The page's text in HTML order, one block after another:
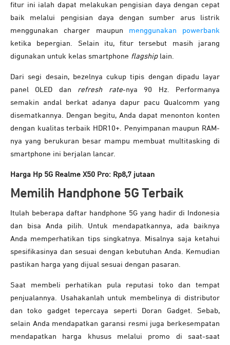
fitur ini ialah dapat melakukan pengisian daya dengan cepat
baik melalui pengisian daya dengan sumber arus listrik
menggunakan charger maupun menggunakan powerbank
ketika bepergian. Selain itu, fitur tersebut masih jarang
digunakan untuk kelas smartphone flagshiplain.
Dari segi desain, bezelnya cukup tipis dengan dipadu layar
panel OLED dan refresh rate­­-nya 90 Hz. Performanya
semakin andal berkat adanya dapur pacu Qualcomm yang
disematkannya. Dengan begitu, Anda dapat menonton konten
dengan kualitas terbaik HDR10+. Penyimpanan maupun RAM-
nya yang berukuran besar mampu membuat multitasking di
smartphone ini berjalan lancar.
Harga Hp 5G Realme X50 Pro: Rp8,7 jutaan
Memilih Handphone 5G Terbaik
Itulah beberapa daftar handphone 5G yang hadir di Indonesia
dan bisa Anda pilih. Untuk mendapatkannya, ada baiknya
Anda memperhatikan tips singkatnya. Misalnya saja ketahui
spesifikasinya dan sesuai dengan kebutuhan Anda. Kemudian
pastikan harga yang dijual sesuai dengan pasaran.
Saat membeli perhatikan pula reputasi toko dan tempat
penjualannya. Usahakanlah untuk membelinya di distributor
dan toko gadget tepercaya seperti Doran Gadget. Sebab,
selain Anda mendapatkan garansi resmi juga berkesempatan
mendapatkan harga khusus melalui promo di saat-saat